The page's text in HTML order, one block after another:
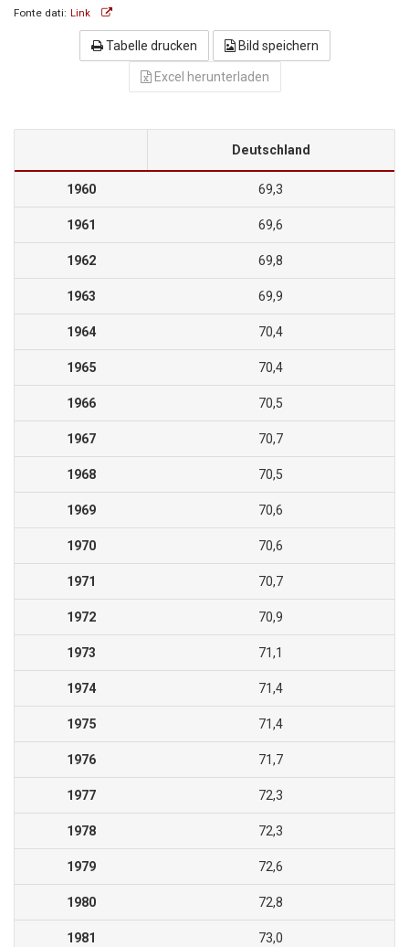
Fonte dati: Link
Tabelle drucken Bild speichern
Excel herunterladen
Deutschland
1960 69,3
1961 69,6
1962 69,8
1963 69,9
1964 70,4
1965 70,4
1966 70,5
1967 70,7
1968 70,5
1969 70,6
1970 70,6
1971 70,7
1972 70,9
1973 71,1
1974 71,4
1975 71,4
1976 71,7
1977 72,3
1978 72,3
1979 72,6
1980 72,8
1981 73,0